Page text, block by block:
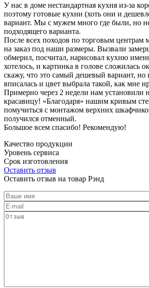
У нас в доме нестандартная кухня из-за
поэтому готовые кухни (хоть они и
вариант. Мы с мужем много где были, но
подходящего варианта.
После всех походов по торговым центрам
на заказ под наши размеры. Вызвали
обмерил, посчитал, нарисовал кухню
хотелось, и картинка в голове сложилась
скажу, что это самый дешевый вариант, но
вписалась и цвет выбрала такой, как мне
Примерно через 2 недели нам установили
красавицу! «Благодаря» нашим кривым
помучиться с монтажом верхних
получился отменный.
Большое всем спасибо! Рекомендую!
Качество продукции
Уровень сервиса
Срок изготовления
Оставить отзыв
Оставить отзыв на товар Рэнд